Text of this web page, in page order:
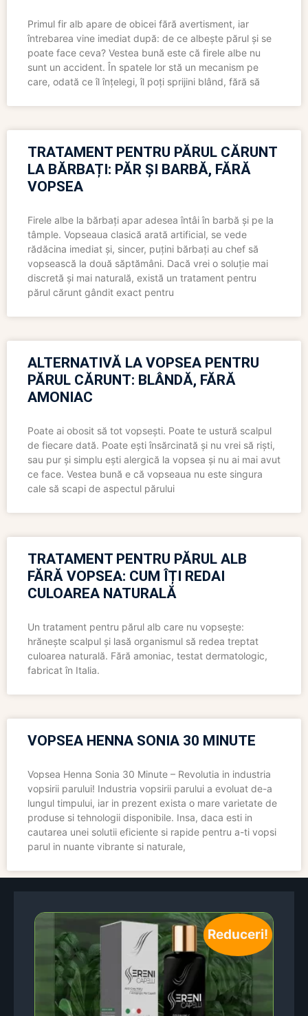
Primul fir alb apare de obicei fără avertisment, iar
întrebarea vine imediat după: de ce albește părul și se
poate face ceva? Vestea bună este că firele albe nu
sunt un accident. În spatele lor stă un mecanism pe
care, odată ce îl înțelegi, îl poți sprijini blând, fără să
TRATAMENT PENTRU PĂRUL CĂRUNT
LA BĂRBAȚI: PĂR ȘI BARBĂ, FĂRĂ
VOPSEA
Firele albe la bărbați apar adesea întâi în barbă și pe la
tâmple. Vopseaua clasică arată artificial, se vede
rădăcina imediat și, sincer, puțini bărbați au chef să
vopsească la două săptămâni. Dacă vrei o soluție mai
discretă și mai naturală, există un tratament pentru
părul cărunt gândit exact pentru
ALTERNATIVĂ LA VOPSEA PENTRU
PĂRUL CĂRUNT: BLÂNDĂ, FĂRĂ
AMONIAC
Poate ai obosit să tot vopsești. Poate te ustură scalpul
de fiecare dată. Poate ești însărcinată și nu vrei să riști,
sau pur și simplu ești alergică la vopsea și nu ai mai avut
ce face. Vestea bună e că vopseaua nu este singura
cale să scapi de aspectul părului
TRATAMENT PENTRU PĂRUL ALB
FĂRĂ VOPSEA: CUM ÎȚI REDAI
CULOAREA NATURALĂ
Un tratament pentru părul alb care nu vopsește:
hrănește scalpul și lasă organismul să redea treptat
culoarea naturală. Fără amoniac, testat dermatologic,
fabricat în Italia.
VOPSEA HENNA SONIA 30 MINUTE
Vopsea Henna Sonia 30 Minute – Revolutia in industria
vopsirii parului! Industria vopsirii parului a evoluat de-a
lungul timpului, iar in prezent exista o mare varietate de
produse si tehnologii disponibile. Insa, daca esti in
cautarea unei solutii eficiente si rapide pentru a-ti vopsi
parul in nuante vibrante si naturale,
Reduceri!